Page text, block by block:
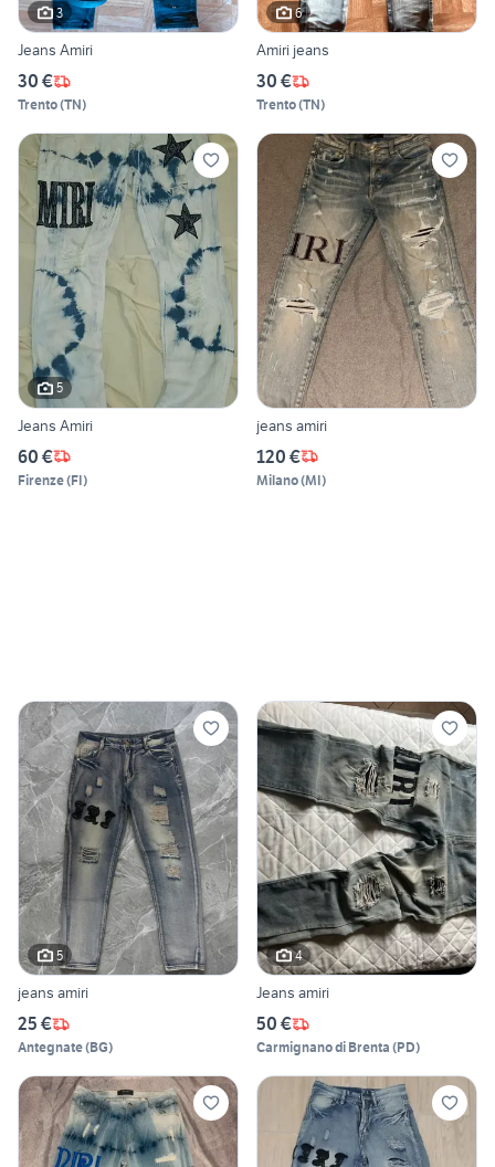
3
Jeans Amiri
30 €
Trento(TN)
6
Amiri jeans
30 €
Trento(TN)
5
Jeans Amiri
60 €
Firenze(FI)
jeans amiri
120 €
Milano(MI)
5
jeans amiri
25 €
Antegnate(BG)
4
Jeans amiri
50 €
Carmignano di Brenta (PD)